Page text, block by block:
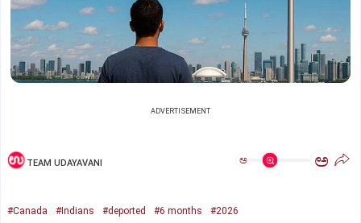
ADVERTISEMENT
TEAM UDAYAVANI ಅ ಅ
#Canada #Indians #deported #6 months #2026